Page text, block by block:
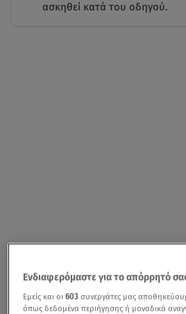
ασκηθεί κατά του οδηγού.
Ενδιαφερόμαστε για το απόρρητό
Εμείς και οι603 συνεργάτες μας
όπως δεδομένα περιήγησης ή μοναδικά